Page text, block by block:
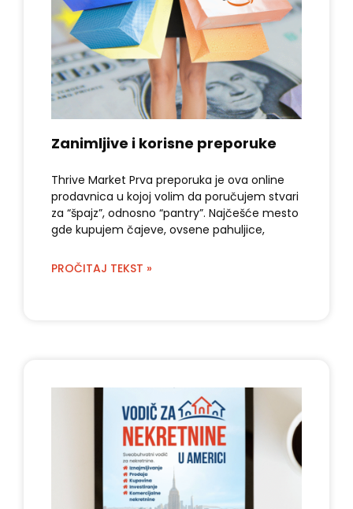
Zanimljive i korisne preporuke
Thrive Market Prva preporuka je ova online
prodavnica u kojoj volim da poručujem stvari
za “špajz”, odnosno “pantry”. Najčešće mesto
gde kupujem čajeve, ovsene pahuljice,
PROČITAJ TEKST »